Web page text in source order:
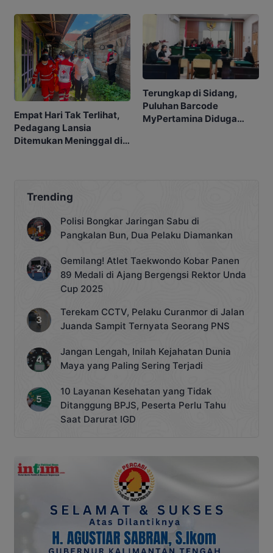
Empat Hari Tak Terlihat,
Pedagang Lansia
Ditemukan Meninggal di
Terungkap di Sidang,
Puluhan Barcode
MyPertamina Diduga
Trending
Polisi Bongkar Jaringan Sabu di
Pangkalan Bun, Dua Pelaku Diamankan
Gemilang! Atlet Taekwondo Kobar Panen
89 Medali di Ajang Bergengsi Rektor Unda
Cup 2025
Terekam CCTV, Pelaku Curanmor di Jalan
Juanda Sampit Ternyata Seorang PNS
Jangan Lengah, Inilah Kejahatan Dunia
Maya yang Paling Sering Terjadi
10 Layanan Kesehatan yang Tidak
Ditanggung BPJS, Peserta Perlu Tahu
Saat Darurat IGD